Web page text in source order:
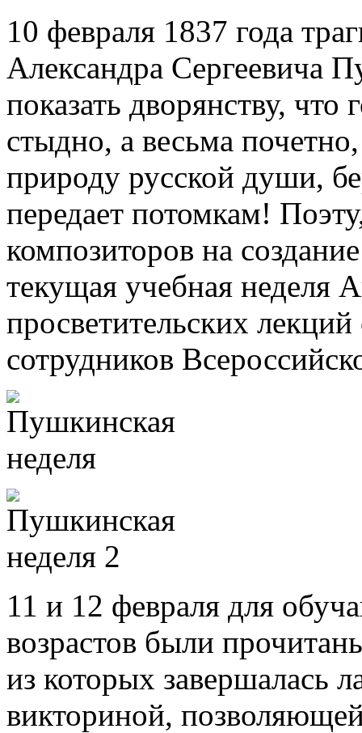
10 февраля 1837 года
Александра Сергеевича
показать дворянству,
стыдно, а весьма
природу русской души,
передает потомкам!
композиторов на
текущая учебная неделя
просветительских
сотрудников
11 и 12 февраля для
возрастов были
из которых завершалась
викториной,